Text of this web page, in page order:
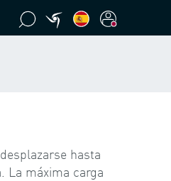
hasta
La máxima carga